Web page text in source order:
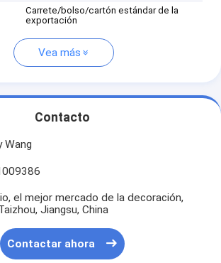
Carrete/bolso/cartón estándar de la
exportación
Vea más
Contacto
Wang
el mejor mercado de la decoración,
Jiangsu, China
Contactar ahora